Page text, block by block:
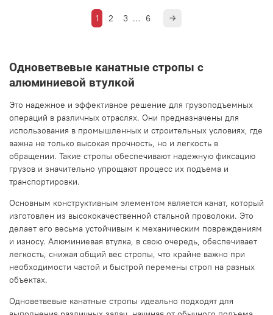
1 2 3 … 6
Одноветвевые канатные стропы с
алюминиевой втулкой
Это надежное и эффективное решение для грузоподъемных
операций в различных отраслях. Они предназначены для
использования в промышленных и строительных условиях, где
важна не только высокая прочность, но и легкость в
обращении. Такие стропы обеспечивают надежную фиксацию
грузов и значительно упрощают процесс их подъема и
транспортировки.
Основным конструктивным элементом является канат, который
изготовлен из высококачественной стальной проволоки. Это
делает его весьма устойчивым к механическим повреждениям
и износу. Алюминиевая втулка, в свою очередь, обеспечивает
легкость, снижая общий вес стропы, что крайне важно при
необходимости частой и быстрой перемены строп на разных
объектах.
Одноветвевые канатные стропы идеально подходят для